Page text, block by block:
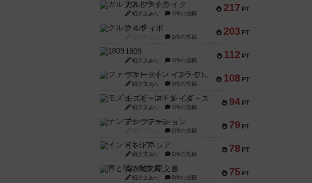
217 PT
ガルフストライク
紹介文あり 1件の投稿
203 PT
クルティボ
1件の投稿
112 PT
1809
紹介文あり 1件の投稿
108 PT
ファースト・イン・フライト
紹介文あり 3件の投稿
94 PT
モズビ－ズ・レイダ－ズ
紹介文あり 1件の投稿
79 PT
テンプテーション
2件の投稿
78 PT
インドネシア
紹介文あり 2件の投稿
75 PT
宵と暁の呪文書
紹介文あり 8件の投稿